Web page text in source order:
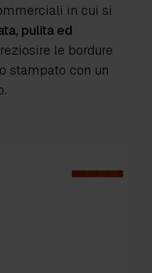
in cui si
pulita ed
le bordure
stampato con un